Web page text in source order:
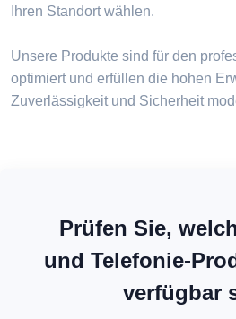
Ihren Standort wählen.
Unsere Produkte sind für den
optimiert und erfüllen die hohen
Zuverlässigkeit und Sicherheit
Prüfen Sie,
und Telefonie-
verfügbar